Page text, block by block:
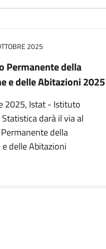
2025
Permanente della
e delle Abitazioni 2025
2025, Istat - Istituto
darà il via al
della
delle Abitazioni